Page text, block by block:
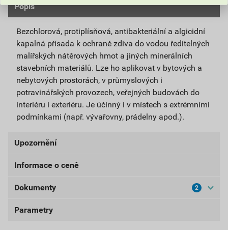
Popis
Bezchlorová, protiplísňová, antibakteriální a algicidní
kapalná přísada k ochraně zdiva do vodou ředitelných
malířských nátěrových hmot a jiných minerálních
stavebních materiálů. Lze ho aplikovat v bytových a
nebytových prostorách, v průmyslových i
potravinářských provozech, veřejných budovách do
interiéru i exteriéru. Je účinný i v místech s extrémními
podmínkami (např. vývařovny, prádelny apod.).
Upozornění
UPOZORNĚNÍ: Používejte biocidní přípravky bezpečně.
přípravku.
Informace o ceně
Aktuální prodejní cena po slevě 10% z ceníkové ceny
257,40 Kč
Dokumenty 2
Bezpečnostní listy
Parametry